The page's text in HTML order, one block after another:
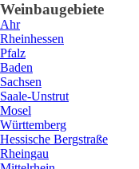
Weinbaugebiete
Ahr
Rheinhessen
Pfalz
Baden
Sachsen
Saale-Unstrut
Mosel
Württemberg
Hessische Bergstraße
Rheingau